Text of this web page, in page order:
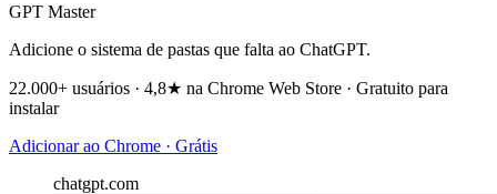
GPT Master
Adicione o sistema de pastas que falta ao ChatGPT.
22.000+ usuários · 4,8★ na Chrome Web Store · Gratuito para
instalar
Adicionar ao Chrome · Grátis
chatgpt.com